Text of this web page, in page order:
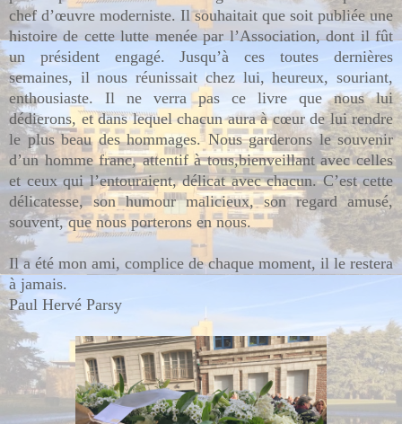
chef d’œuvre moderniste. Il souhaitait que soit publiée une
histoire de cette lutte menée par l’Association, dont il fût
un président engagé. Jusqu’à ces toutes dernières
semaines, il nous réunissait chez lui, heureux, souriant,
enthousiaste. Il ne verra pas ce livre que nous lui
dédierons, et dans lequel chacun aura à cœur de lui rendre
le plus beau des hommages. Nous garderons le souvenir
d’un homme franc, attentif à tous,bienveillant avec celles
et ceux qui l’entouraient, délicat avec chacun. C’est cette
délicatesse, son humour malicieux, son regard amusé,
souvent, que nous porterons en nous.
Il a été mon ami, complice de chaque moment, il le restera
à jamais.
Paul Hervé Parsy